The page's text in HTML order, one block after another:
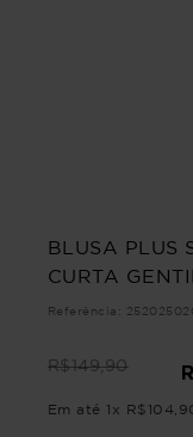
BLUSA PLUS
CURTA
Referência :
R$149,90
Em até 1 x R$ 104